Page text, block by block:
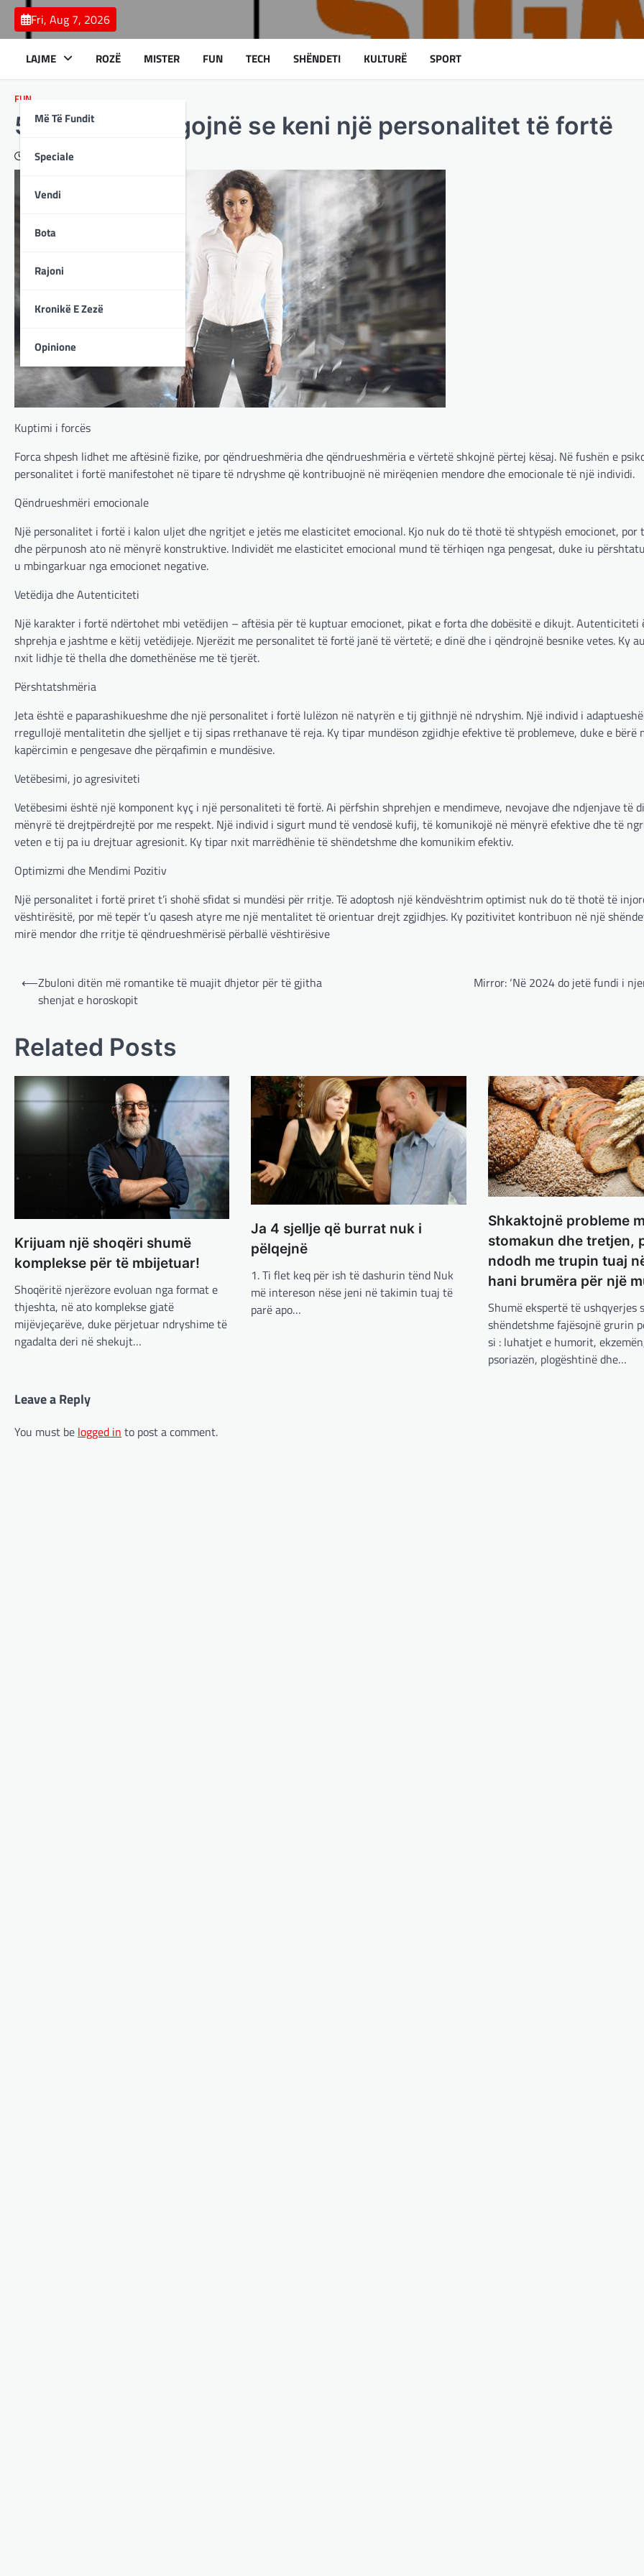
Skip
content
Fri, Aug 7, 2026
LAJME
Më Të Fundit
Speciale
Vendi
Bota
Rajoni
Kronikë E Zezë
Opinione
ROZË MISTER FUN TECH SHËNDETI KULTURË SPORT
FUN
5 tipare që tregojnë se keni një personalitet të fortë
December 8, 2023
Kuptimi i forcës
Forca shpesh lidhet me aftësinë fizike, por qëndrueshmëria dhe qëndrueshmëria e vërtetë shkojnë përtej kësaj. Në fushën e
personalitet i fortë manifestohet në tipare të ndryshme që kontribuojnë në mirëqenien mendore dhe emocionale të një individi.
Qëndrueshmëri emocionale
Një personalitet i fortë i kalon uljet dhe ngritjet e jetës me elasticitet emocional. Kjo nuk do të thotë të shtypësh emocionet, por
dhe përpunosh ato në mënyrë konstruktive. Individët me elasticitet emocional mund të tërhiqen nga pengesat, duke iu
u mbingarkuar nga emocionet negative.
Vetëdija dhe Autenticiteti
Një karakter i fortë ndërtohet mbi vetëdijen – aftësia për të kuptuar emocionet, pikat e forta dhe dobësitë e dikujt. Autenticiteti
shprehja e jashtme e këtij vetëdijeje. Njerëzit me personalitet të fortë janë të vërtetë; e dinë dhe i qëndrojnë besnike vetes. Ky
nxit lidhje të thella dhe domethënëse me të tjerët.
Përshtatshmëria
Jeta është e paparashikueshme dhe një personalitet i fortë lulëzon në natyrën e tij gjithnjë në ndryshim. Një individ i
rregullojë mentalitetin dhe sjelljet e tij sipas rrethanave të reja. Ky tipar mundëson zgjidhje efektive të problemeve, duke e bërë
kapërcimin e pengesave dhe përqafimin e mundësive.
Vetëbesimi, jo agresiviteti
Vetëbesimi është një komponent kyç i një personaliteti të fortë. Ai përfshin shprehjen e mendimeve, nevojave dhe ndjenjave të
mënyrë të drejtpërdrejtë por me respekt. Një individ i sigurt mund të vendosë kufij, të komunikojë në mënyrë efektive dhe të
veten e tij pa iu drejtuar agresionit. Ky tipar nxit marrëdhënie të shëndetshme dhe komunikim efektiv.
Optimizmi dhe Mendimi Pozitiv
Një personalitet i fortë priret t’i shohë sfidat si mundësi për rritje. Të adoptosh një këndvështrim optimist nuk do të thotë të
vështirësitë, por më tepër t’u qasesh atyre me një mentalitet të orientuar drejt zgjidhjes. Ky pozitivitet kontribuon në një
mirë mendor dhe rritje të qëndrueshmërisë përballë vështirësive
Post
navigation
⟵Zbuloni ditën më romantike të muajit dhjetor për të gjitha
shenjat e horoskopit
Mirror: ‘Në 2024 do jetë fundi i
Related Posts
Krijuam një shoqëri shumë
komplekse për të mbijetuar!
Shoqëritë njerëzore evoluan nga format e
thjeshta, në ato komplekse gjatë
mijëvjeçarëve, duke përjetuar ndryshime të
ngadalta deri në shekujt…
Ja 4 sjellje që burrat nuk i
pëlqejnë
1. Ti flet keq për ish të dashurin tënd Nuk
më intereson nëse jeni në takimin tuaj të
parë apo…
Shkaktojnë probleme
stomakun dhe tretjen,
ndodh me trupin tuaj
hani brumëra për një
Shumë ekspertë të ushqyerjes
shëndetshme fajësojnë grurin
si : luhatjet e humorit,
psoriazën, plogështinë dhe…
Leave a Reply
You must be logged in to post a comment.